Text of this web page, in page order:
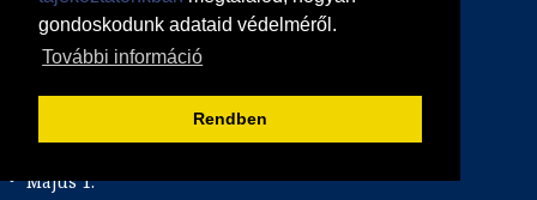
gondoskodunk adataid védelméről.
További információ
Rendben
Adventi hetek
Húsvét
Két ünnep között
Május 1.